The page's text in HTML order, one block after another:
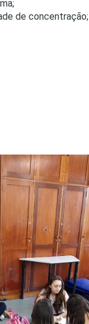
de concentração;